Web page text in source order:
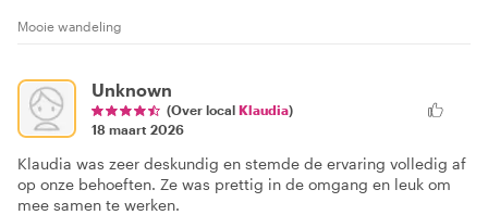
Mooie wandeling
Unknown
(Over local Klaudia)
18 maart 2026
Klaudia was zeer deskundig en stemde de ervaring volledig af
op onze behoeften. Ze was prettig in de omgang en leuk om
mee samen te werken.